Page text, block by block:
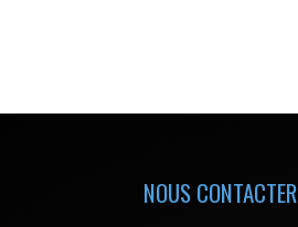
NOUS CONTACTER